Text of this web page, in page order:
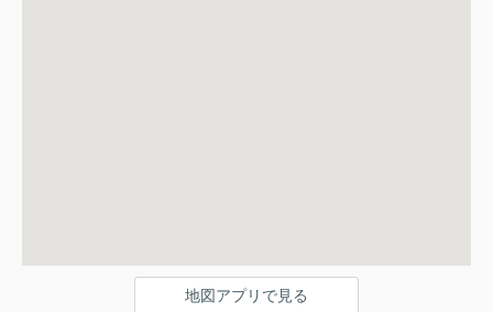
地図アプリで見る